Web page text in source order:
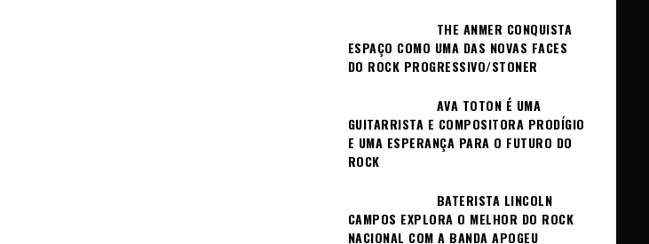
THE ANMER CONQUISTA
ESPAÇO COMO UMA DAS NOVAS FACES
DO ROCK PROGRESSIVO/STONER
AVA TOTON É UMA
GUITARRISTA E COMPOSITORA PRODÍGIO
E UMA ESPERANÇA PARA O FUTURO DO
ROCK
BATERISTA LINCOLN
CAMPOS EXPLORA O MELHOR DO ROCK
NACIONAL COM A BANDA APOGEU